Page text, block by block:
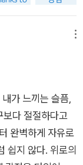
히, 부모님의 모습
느끼게 합니다.
는 우리가 이 세
고독으로 설명
는 감정으로, 저
은 고독한 이들이
독자들에게 문학
을 다루고, 그 절
를 꽉차게 담고
타인, 베트남, 인
서 좋았다.그는
글을 퇴고하듯
은 글은단단하게
다독이는 것이 아
랐던 마음을 위로
픽션은 순식간에
히 말하자면,오래
가 느끼는 슬픔,
보다 절절하다고
완벽하게 자유로
쉽지 않다. 위로의